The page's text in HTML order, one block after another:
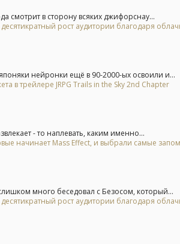
смотрит в сторону всяких джифорснау...
рост аудитории благодаря
нейронки ещё в 90-2000-ых освоили и...
в трейлере JRPG Trails in the Sky 2nd Chapter
- то наплевать, каким именно...
начинает Mass Effect, и выбрали самые
много беседовал с Безосом, который...
рост аудитории благодаря